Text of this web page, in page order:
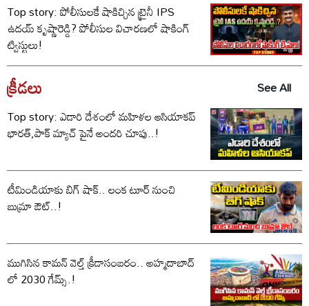
Top story: పోలీసులకే షాకిచ్చిన ట్రైనీ IPS
ఉదయ్ కృష్ణారెడ్డి? పోలీసుల విచారణలో షాకింగ్
ట్విస్టులు!
క్రీడలు
See All
Top story: ఎడారి దేశంలో మహిళల ఆసియాకప్
భారత్,పాక్ మ్యాచ్ పైనే అందరి చూపు..!
టీమిండియాకు బిగ్ షాక్.. లంక టూర్ నుంచి
బుమ్రా ఔట్..!
ముగిసిన కామన్ వెల్త్ క్రీడాసంబరం.. అహ్మదాబాద్
లో 2030 గేమ్స్.!